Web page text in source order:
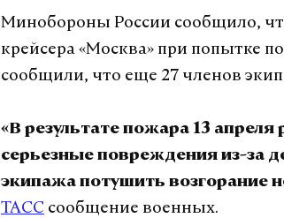
Минобороны России сообщило,
крейсера «Москва» при попытке
сообщили, что еще 27 членов
«В результате пожара 13
серьезные повреждения из-за
экипажа потушить возгорание
ТАСС сообщение военных.